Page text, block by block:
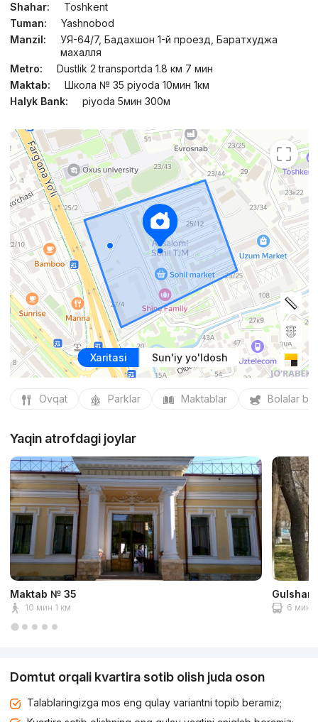
Shahar:
Toshkent
Tuman:
Yashnobod
Manzil:
УЯ-64/7, Бадахшон 1-й проезд, Баратхуджа
махалля
Metro:
Dustlik 2 transportda 1.8 км 7 мин
Maktab:
Школа № 35 piyoda 10мин 1км
Halyk Bank:
piyoda 5мин 300м
Xaritasi Sun'iy yo'ldosh
Ovqat Parklar Maktablar Bolalar
Yaqin atrofdagi joylar
Maktab № 35
10 мин 1 км
Gulshan
6 мин
Domtut orqali kvartira sotib olish juda oson
Talablaringizga mos eng qulay variantni topib beramiz;